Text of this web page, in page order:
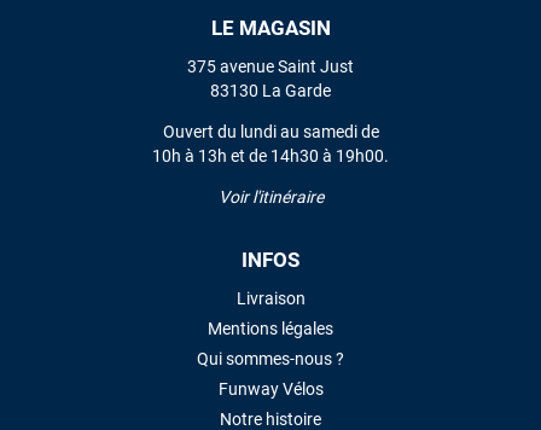
LE MAGASIN
375 avenue Saint Just
83130 La Garde
Ouvert du lundi au samedi de
10h à 13h et de 14h30 à 19h00.
Voir l'itinéraire
INFOS
Livraison
Mentions légales
Qui sommes-nous ?
Funway Vélos
Notre histoire